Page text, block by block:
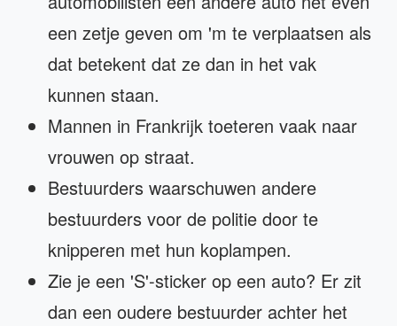
een zetje geven om 'm te verplaatsen als
dat betekent dat ze dan in het vak
kunnen staan.
Mannen in Frankrijk toeteren vaak naar
vrouwen op straat.
Bestuurders waarschuwen andere
bestuurders voor de politie door te
knipperen met hun koplampen.
Zie je een 'S'-sticker op een auto? Er zit
dan een oudere bestuurder achter het